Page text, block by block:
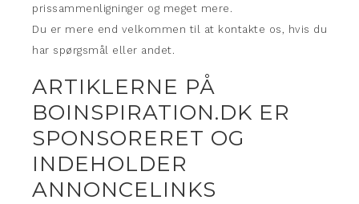
prissammenligninger og meget mere.
Du er mere end velkommen til at kontakte os, hvis du
har spørgsmål eller andet.
ARTIKLERNE PÅ
BOINSPIRATION.DK ER
SPONSORERET OG
INDEHOLDER
ANNONCELINKS